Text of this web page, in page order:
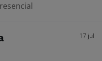
17 jul